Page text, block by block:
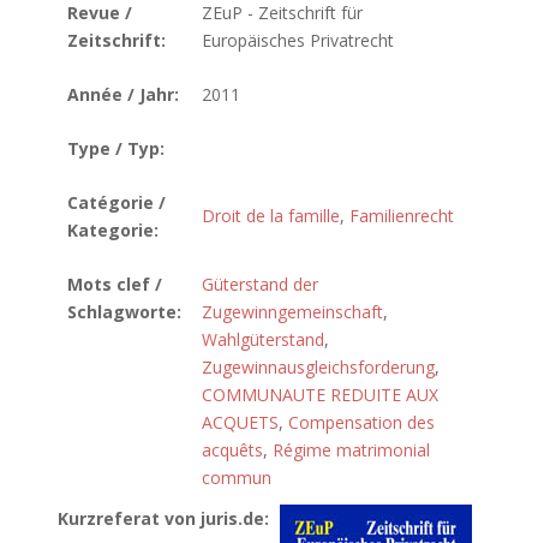
Revue /
Zeitschrift:
ZEuP - Zeitschrift für
Europäisches Privatrecht
Année / Jahr: 2011
Type / Typ:
Catégorie /
Kategorie:
Droit de la famille, Familienrecht
Mots clef /
Schlagworte:
Güterstand der
Zugewinngemeinschaft,
Wahlgüterstand,
Zugewinnausgleichsforderung,
COMMUNAUTE REDUITE AUX
ACQUETS, Compensation des
acquêts, Régime matrimonial
commun
Kurzreferat von juris.de: